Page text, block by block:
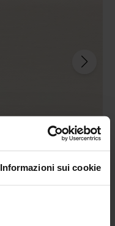
Informazioni sui cookie